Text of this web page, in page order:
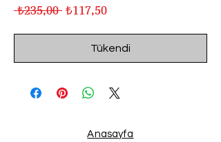
₺235,00 Normal
₺117,50İndirimli
Tükendi
Anasayfa